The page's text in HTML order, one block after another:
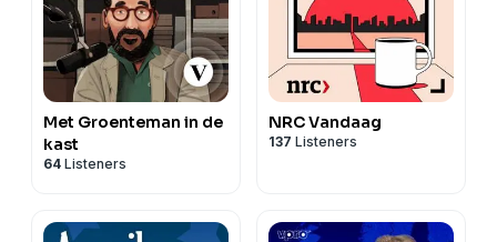
Met Groenteman in de
kast
64 Listeners
NRC Vandaag
137 Listeners